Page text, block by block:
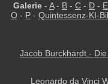
Galerie - A- B - C - D - E
O- P- Quintessenz-KI-
Jacob Burckhardt -
Leonardo da Vinci